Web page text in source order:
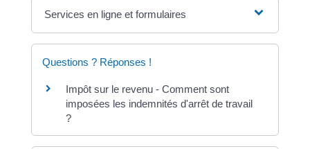
Services en ligne et formulaires
Questions ? Réponses !
Impôt sur le revenu - Comment sont
imposées les indemnités d'arrêt de travail
?